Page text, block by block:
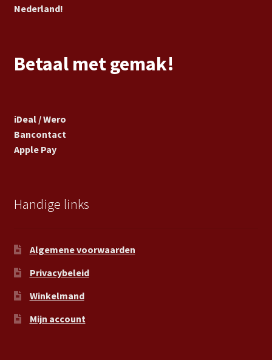
Nederland!
Betaal met gemak!
iDeal / Wero
Bancontact
Apple Pay
Handige links
Algemene voorwaarden
Privacybeleid
Winkelmand
Mijn account